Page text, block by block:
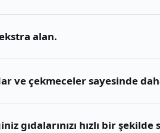
alan.
ve çekmeceler sayesinde
gıdalarınızı hızlı bir